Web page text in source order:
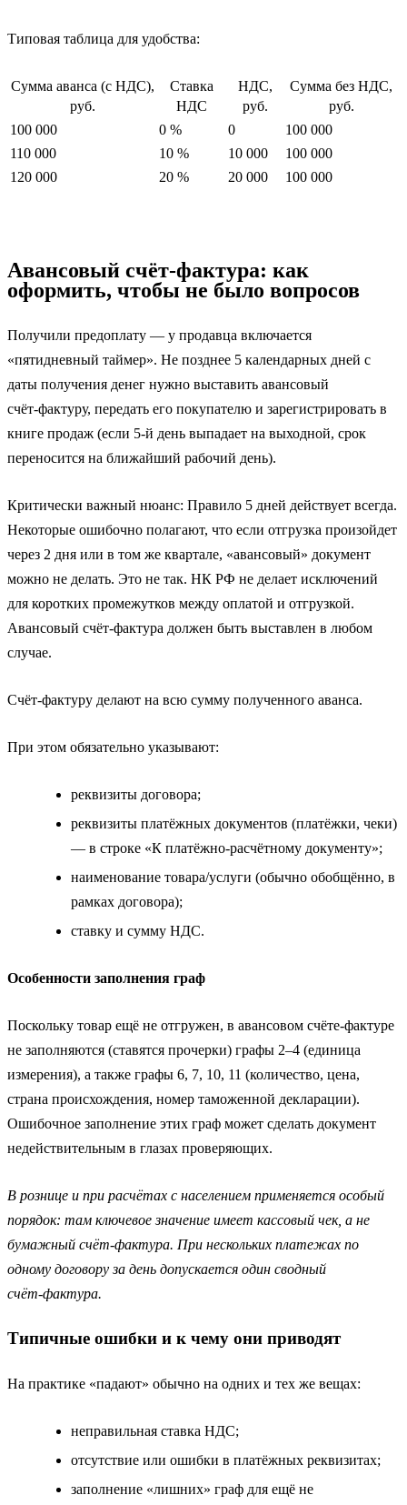
Типовая таблица для удобства:
Сумма аванса (с НДС),
руб.
Ставка
НДС
НДС,
руб.
Сумма без НДС,
руб.
100 000
0 % 0
100 000
110 000
10 % 10 000
100 000
120 000
20 % 20 000 100 000
Авансовый счёт‑фактура: как
оформить, чтобы не было вопросов
Получили предоплату — у продавца включается
«пятидневный таймер». Не позднее 5 календарных дней с
даты получения денег нужно выставить авансовый
счёт‑фактуру, передать его покупателю и зарегистрировать в
книге продаж (если 5-й день выпадает на выходной, срок
переносится на ближайший рабочий день).
Критически важный нюанс: Правило 5 дней действует всегда.
Некоторые ошибочно полагают, что если отгрузка произойдет
через 2 дня или в том же квартале, «авансовый» документ
можно не делать. Это не так. НК РФ не делает исключений
для коротких промежутков между оплатой и отгрузкой.
Авансовый счёт-фактура должен быть выставлен в любом
случае.
Счёт‑фактуру делают на всю сумму полученного аванса.
При этом обязательно указывают:
реквизиты договора;
реквизиты платёжных документов (платёжки, чеки)
— в строке «К платёжно‑расчётному документу»;
наименование товара/услуги (обычно обобщённо, в
рамках договора);
ставку и сумму НДС.
Особенности заполнения граф
Поскольку товар ещё не отгружен, в авансовом счёте-фактуре
не заполняются (ставятся прочерки) графы 2–4 (единица
измерения), а также графы 6, 7, 10, 11 (количество, цена,
страна происхождения, номер таможенной декларации).
Ошибочное заполнение этих граф может сделать документ
недействительным в глазах проверяющих.
В рознице и при расчётах с населением применяется особый
порядок: там ключевое значение имеет кассовый чек, а не
бумажный счёт‑фактура. При нескольких платежах по
одному договору за день допускается один сводный
счёт‑фактура.
Типичные ошибки и к чему они приводят
На практике «падают» обычно на одних и тех же вещах:
неправильная ставка НДС;
отсутствие или ошибки в платёжных реквизитах;
заполнение «лишних» граф для ещё не